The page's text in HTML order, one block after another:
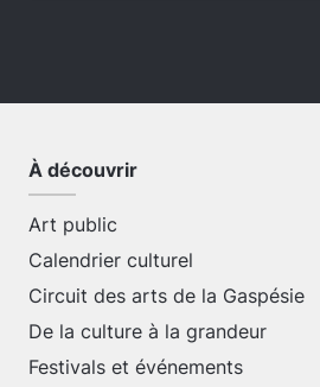
À découvrir
Art public
Calendrier culturel
Circuit des arts de la Gaspésie
De la culture à la grandeur
Festivals et événements